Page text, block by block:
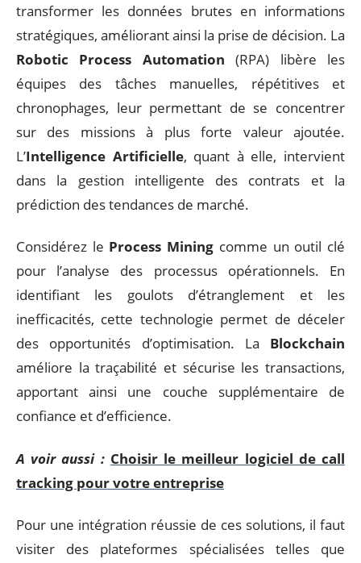
transformer les données brutes en informations
stratégiques, améliorant ainsi la prise de décision. La
Robotic Process Automation (RPA) libère les
équipes des tâches manuelles, répétitives et
chronophages, leur permettant de se concentrer
sur des missions à plus forte valeur ajoutée.
L’Intelligence Artificielle, quant à elle, intervient
dans la gestion intelligente des contrats et la
prédiction des tendances de marché.
Considérez le Process Mining comme un outil clé
pour l’analyse des processus opérationnels. En
identifiant les goulots d’étranglement et les
inefficacités, cette technologie permet de déceler
des opportunités d’optimisation. La Blockchain
améliore la traçabilité et sécurise les transactions,
apportant ainsi une couche supplémentaire de
confiance et d’efficience.
A voir aussi : Choisir le meilleur logiciel de call
tracking pour votre entreprise
Pour une intégration réussie de ces solutions, il faut
visiter des plateformes spécialisées telles que